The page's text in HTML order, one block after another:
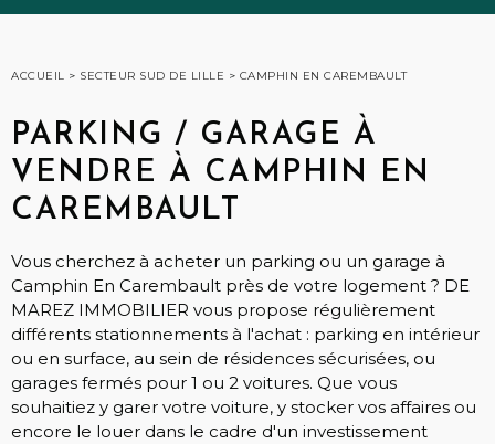
ACCUEIL > SECTEUR SUD DE LILLE > CAMPHIN EN CAREMBAULT
PARKING / GARAGE À
VENDRE À CAMPHIN EN
CAREMBAULT
Vous cherchez à acheter un parking ou un garage à
Camphin En Carembault près de votre logement ? DE
MAREZ IMMOBILIER vous propose régulièrement
différents stationnements à l'achat : parking en intérieur
ou en surface, au sein de résidences sécurisées, ou
garages fermés pour 1 ou 2 voitures. Que vous
souhaitiez y garer votre voiture, y stocker vos affaires ou
encore le louer dans le cadre d'un investissement